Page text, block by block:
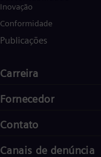
Inovação
Conformidade
Publicações
Carreira
Fornecedor
Contato
Canais de denúncia